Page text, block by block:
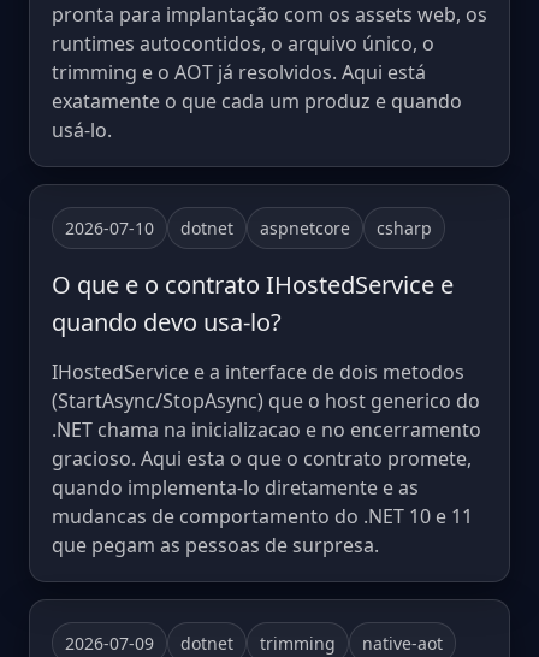
pronta para implantação com os assets web, os
runtimes autocontidos, o arquivo único, o
trimming e o AOT já resolvidos. Aqui está
exatamente o que cada um produz e quando
usá-lo.
2026-07-10 dotnet aspnetcore csharp
O que e o contrato IHostedService e
quando devo usa-lo?
IHostedService e a interface de dois metodos
(StartAsync/StopAsync) que o host generico do
.NET chama na inicializacao e no encerramento
gracioso. Aqui esta o que o contrato promete,
quando implementa-lo diretamente e as
mudancas de comportamento do .NET 10 e 11
que pegam as pessoas de surpresa.
2026-07-09 dotnet trimming native-aot